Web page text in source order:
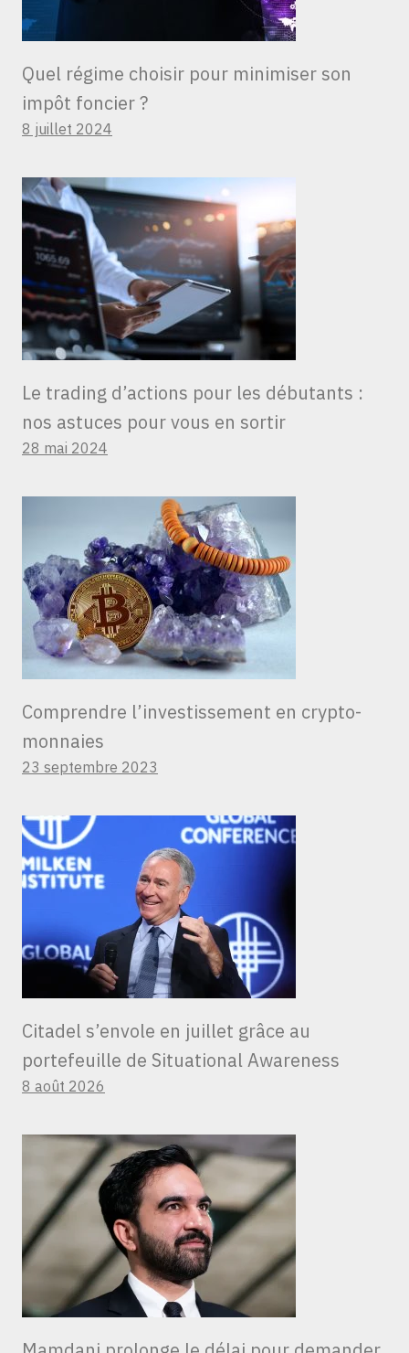
Quel régime choisir pour minimiser son
impôt foncier ?
8 juillet 2024
Le trading d’actions pour les débutants :
nos astuces pour vous en sortir
28 mai 2024
Comprendre l’investissement en crypto-
monnaies
23 septembre 2023
Citadel s’envole en juillet grâce au
portefeuille de Situational Awareness
8 août 2026